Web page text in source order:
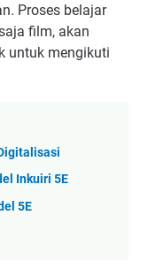
Proses belajar
film, akan
untuk mengikuti
Inkuiri 5E
5E